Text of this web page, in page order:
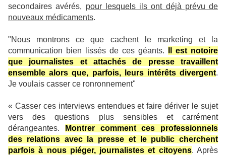
secondaires avérés, pour lesquels ils ont déjà prévu de
nouveaux médicaments.
"Nous montrons ce que cachent le marketing et la
communication bien lissés de ces géants.
Il est notoire
que journalistes et attachés de presse travaillent
ensemble alors que, parfois, leurs intérêts divergent.
Je voulais casser ce ronronnement"
« Casser ces interviews entendues et faire dériver le sujet
vers des questions plus sensibles et carrément
dérangeantes.
Montrer comment ces professionnels
des relations avec la presse et le public cherchent
parfois à nous piéger, journalistes et citoyens. Après